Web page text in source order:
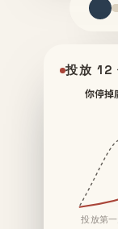
投放 12
你停掉
投放第